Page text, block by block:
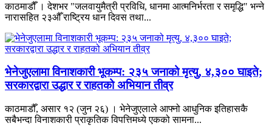
काठमाडौँ । देशभर "जलवायुमैत्री प्रविधि, धानमा आत्मनिर्भरता र समृद्धि" भन्ने
नारासहित २३औँ राष्ट्रिय धान दिवस तथा...
भेनेजुएलामा विनाशकारी भूकम्प: २३५ जनाको मृत्यु, ४,३०० घाइते;
सरकारद्वारा उद्धार र राहतको अभियान तीव्र
काठमाडौँ, असार १२ (जुन २६) । भेनेजुएलाले आफ्नो आधुनिक इतिहासकै
सबैभन्दा विनाशकारी प्राकृतिक विपत्तिमध्ये एकको सामना...